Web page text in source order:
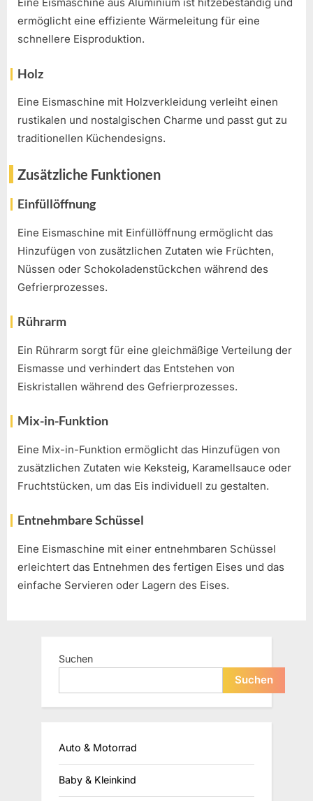
ermöglicht eine effiziente Wärmeleitung für eine
schnellere Eisproduktion.
Holz
Eine Eismaschine mit Holzverkleidung verleiht einen
rustikalen und nostalgischen Charme und passt gut zu
traditionellen Küchendesigns.
Zusätzliche Funktionen
Einfüllöffnung
Eine Eismaschine mit Einfüllöffnung ermöglicht das
Hinzufügen von zusätzlichen Zutaten wie Früchten,
Nüssen oder Schokoladenstückchen während des
Gefrierprozesses.
Rührarm
Ein Rührarm sorgt für eine gleichmäßige Verteilung der
Eismasse und verhindert das Entstehen von
Eiskristallen während des Gefrierprozesses.
Mix-in-Funktion
Eine Mix-in-Funktion ermöglicht das Hinzufügen von
zusätzlichen Zutaten wie Keksteig, Karamellsauce oder
Fruchtstücken, um das Eis individuell zu gestalten.
Entnehmbare Schüssel
Eine Eismaschine mit einer entnehmbaren Schüssel
erleichtert das Entnehmen des fertigen Eises und das
einfache Servieren oder Lagern des Eises.
Suchen
Suchen
Auto & Motorrad
Baby & Kleinkind